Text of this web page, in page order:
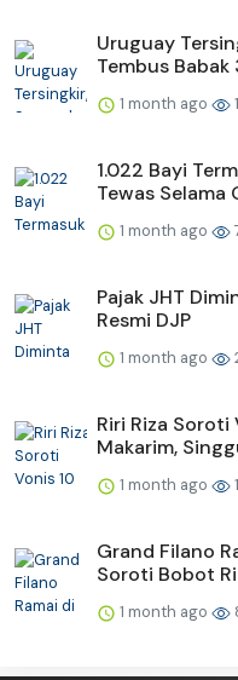
Uruguay
Tembus Babak
1 month ago
1.022 Bayi
Tewas Selama
1 month ago
Pajak JHT
Resmi DJP
1 month ago
Riri Riza Soroti
Makarim,
1 month ago
Grand Filano
Soroti Bobot
1 month ago